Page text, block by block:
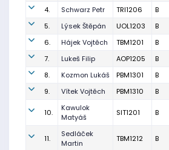
4. Schwarz Petr TRI1206 B
5.
Lýsek Štěpán UOL1203 B
6.
Hájek Vojtěch TBM1201 B
7.
Lukeš Filip AOP1205 B
8.
Kozmon Lukáš PBM1301 B
9.
Vítek Vojtěch PBM1310 B
10.
Kawulok
Matyáš
SIT1201 B
11.
Sedláček
Martin
TBM1212 B